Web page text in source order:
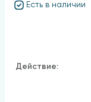
Есть в наличии
Действие: